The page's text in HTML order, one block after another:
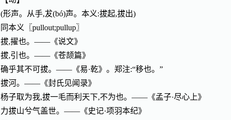
(形声。从手,犮(bó)声。本义:拔起,拔出)
同本义〖pullout;pullup〗
拔,擢也。——《说文》
拔,引也。——《苍颉篇》
确乎其不可拔。——《易·乾》。郑注:“移也。”
拔河。——《封氏见闻录》
杨子取为我,拔一毛而利天下,不为也。——《孟子·尽心上》
力拔山兮气盖世。——《史记·项羽本纪》